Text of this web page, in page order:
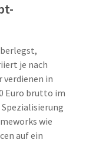
je nach
verdienen in
Euro brutto im
wie
auf ein